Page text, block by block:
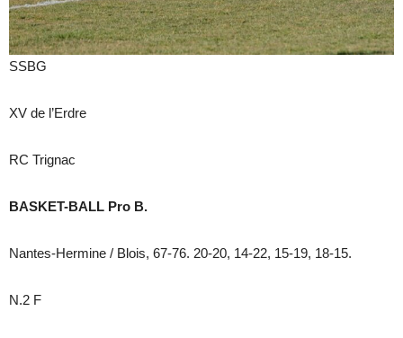
SSBG
XV de l’Erdre
RC Trignac
BASKET-BALL Pro B.
Nantes-Hermine / Blois, 67-76. 20-20, 14-22, 15-19, 18-15.
N.2 F